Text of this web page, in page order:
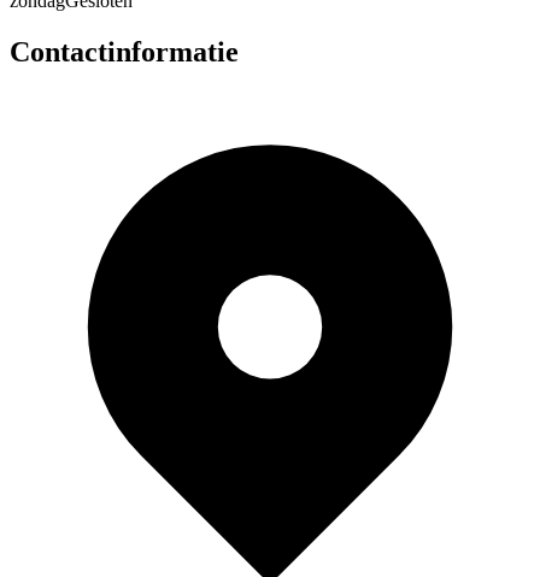
Contactinformatie